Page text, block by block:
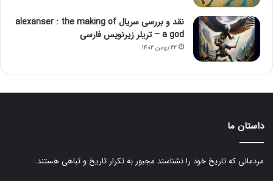
نقد و بررسی سریال alexanser : the making of
a god – تریلر زیرنویس فارسی
۲۲ بهمن ۱۴۰۲
داستان ما
مردمانی که تاریخ خود را نشناسند مجبور به تکرار تاریخ و تباهی هستند.